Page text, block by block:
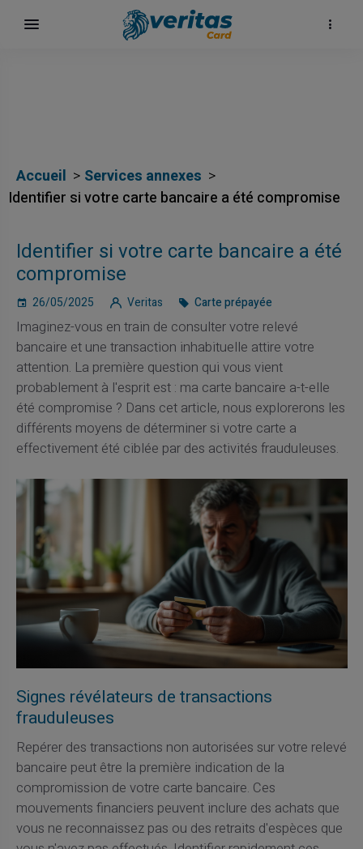
Accueil
Services annexes
Identifier si votre carte bancaire a été compromise
Identifier si votre carte bancaire a été
compromise
26/05/2025 Veritas Carte prépayée
Imaginez-vous en train de consulter votre relevé
bancaire et une transaction inhabituelle attire votre
attention. La première question qui vous vient
probablement à l'esprit est : ma carte bancaire a-t-elle
été compromise ? Dans cet article, nous explorerons les
différents moyens de déterminer si votre carte a
effectivement été ciblée par des activités frauduleuses.
Signes révélateurs de transactions
frauduleuses
Repérer des transactions non autorisées sur votre relevé
bancaire peut être la première indication de la
compromission de votre carte bancaire. Ces
mouvements financiers peuvent inclure des achats que
vous ne reconnaissez pas ou des retraits d'espèces que